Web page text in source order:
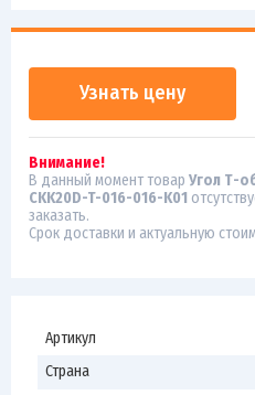
Узнать цену
Внимание!
В данный момент товар Угол Т-
CKK20D-T-016-016-K01
заказать.
Срок доставки и актуальную
Артикул
Страна